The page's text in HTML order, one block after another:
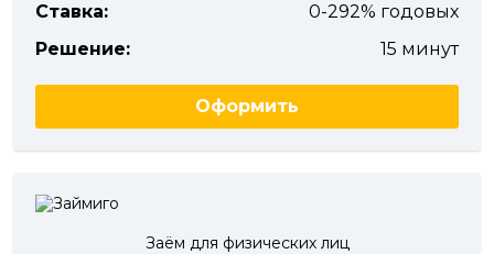
Ставка:
0-292% годовых
Решение:
15 минут
Оформить
Заём для физических лиц